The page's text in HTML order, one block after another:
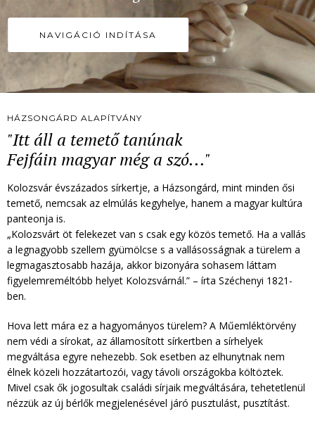
NAVIGÁCIÓ INDÍTÁSA
HÁZSONGÁRD ALAPÍTVÁNY
"Itt áll a temető tanúnak
Fejfáin magyar még a szó..."
Kolozsvár évszázados sírkertje, a Házsongárd, mint minden ősi
temető, nemcsak az elmúlás kegyhelye, hanem a magyar kultúra
panteonja is.
„Kolozsvárt öt felekezet van s csak egy közös temető. Ha a vallás
a legnagyobb szellem gyümölcse s a vallásosságnak a türelem a
legmagasztosabb hazája, akkor bizonyára sohasem láttam
figyelemreméltóbb helyet Kolozsvárnál.” – írta Széchenyi 1821-
ben.
Hova lett mára ez a hagyományos türelem? A Műemléktörvény
nem védi a sírokat, az államosított sírkertben a sírhelyek
megváltása egyre nehezebb. Sok esetben az elhunytnak nem
élnek közeli hozzátartozói, vagy távoli országokba költöztek.
Mivel csak ők jogosultak családi sírjaik megváltására, tehetetlenül
nézzük az új bérlők megjelenésével járó pusztulást, pusztítást.